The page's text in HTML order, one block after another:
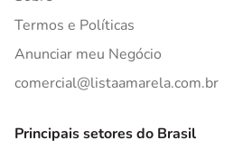
Termos e Políticas
Anunciar meu Negócio
comercial@listaamarela.com.br
Principais setores do Brasil